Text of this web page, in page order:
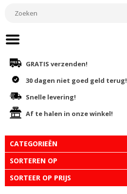
GRATIS verzenden!
30 dagen niet goed geld terug!
Snelle levering!
Af te halen in onze winkel!
CATEGORIEËN
SORTEREN OP
SORTEER OP PRIJS